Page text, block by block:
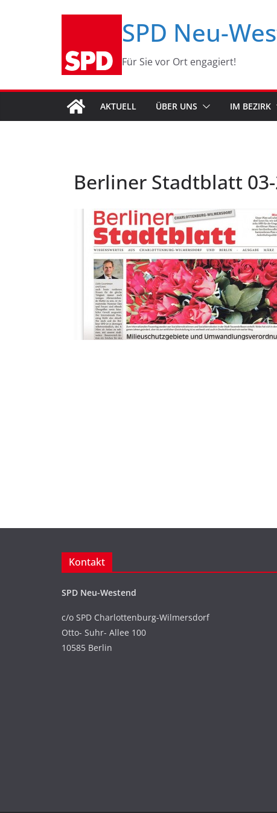
SPD Neu-
Für Sie vor Ort engagiert!
AKTUELL ÜBER UNS IM BEZIRK
Berliner Stadtblatt
Kontakt
SPD Neu-Westend
c/o SPD Charlottenburg-Wilmersdorf
Otto- Suhr- Allee 100
10585 Berlin